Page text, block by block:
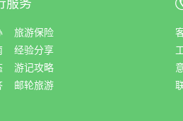
旅游保险
经验分享
游记攻略
邮轮旅游